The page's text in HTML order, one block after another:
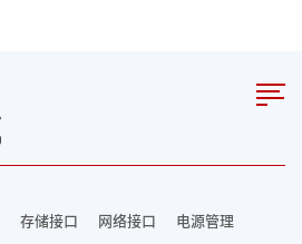
存储接口 网络接口 电源管理